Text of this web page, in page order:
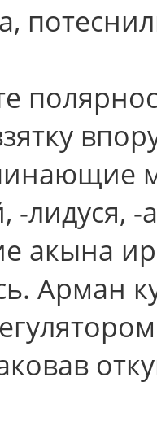
лидуся, -
акына
Арман